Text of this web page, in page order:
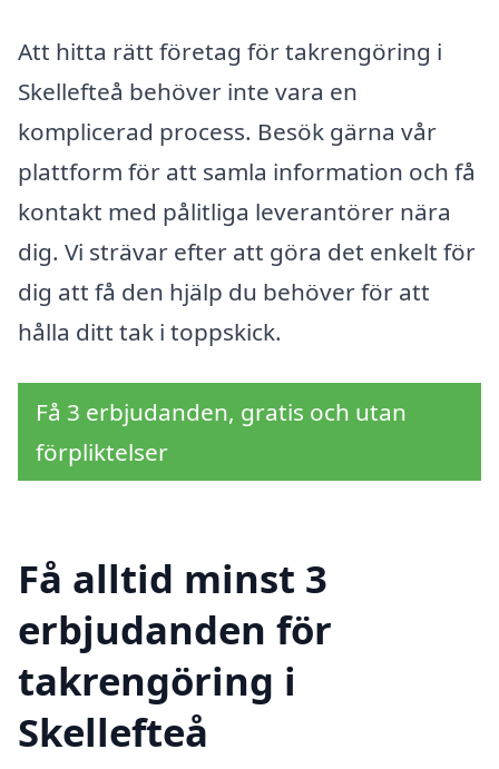
Att hitta rätt företag för takrengöring i
Skellefteå behöver inte vara en
komplicerad process. Besök gärna vår
plattform för att samla information och få
kontakt med pålitliga leverantörer nära
dig. Vi strävar efter att göra det enkelt för
dig att få den hjälp du behöver för att
hålla ditt tak i toppskick.
Få 3 erbjudanden, gratis och utan
förpliktelser
Få alltid minst 3
erbjudanden för
takrengöring i
Skellefteå